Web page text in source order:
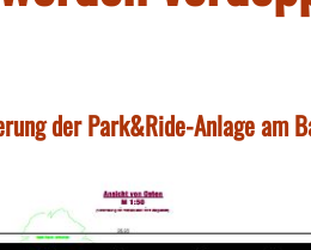
der Park&Ride-Anlage am